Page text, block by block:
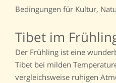
Bedingungen für Kultur,
Tibet im
Der Frühling ist eine
Tibet bei milden
vergleichsweise ruhigen